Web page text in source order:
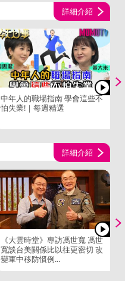
詳細介紹
中年人的職場指南 學會這些不
怕失業!｜每週精選
詳細介紹
《大雲時堂》專訪馮世寬 馮世
寬談台美關係比以往更密切 改
變軍中移防慣例...